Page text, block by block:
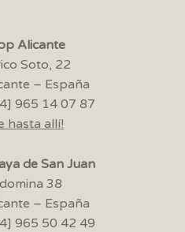
Alicante
Soto, 22
– España
965 14 07 87
hasta allí!
de San Juan
38
– España
965 50 42 49